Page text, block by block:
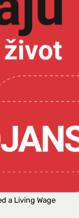
a Living Wage